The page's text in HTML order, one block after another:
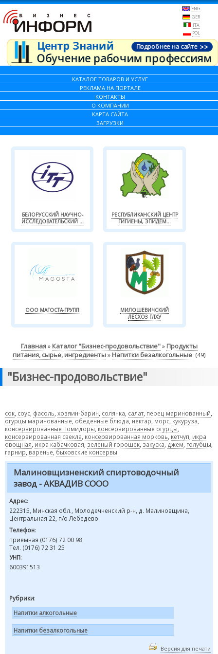
ENG
GER
ITA
POL
КАТАЛОГ ТОВАРОВ И УСЛУГ
РЕКЛАМА НА ПОРТАЛЕ
КОНТАКТЫ
О КОМПАНИИ
КАРТА САЙТА
ЗАГРУЗКИ
БЕЛОРУССКИЙ НАУЧНО-
ИССЛЕДОВАТЕЛЬСКИЙ ...
РЕСПУБЛИКАНСКИЙ ЦЕНТР
ГИГИЕНЫ, ЭПИДЕМ...
ООО МАГОСТА-ГРУПП
МИЛОШЕВИЧСКИЙ
ЛЕСХОЗ ГЛХУ
Главная» Каталог "Бизнес-продовольствие"» Продукты
питания, сырье, ингредиенты» Напитки безалкогольные(49)
"Бизнес-продовольствие"
сок соус фасоль хозяин-барин солянка салат перец маринованный
огурцы маринованные обеденные блюда нектар морс кукуруза
консервированные помидоры консервированные огурцы
консервированная свекла консервированная морковь кетчуп икра
овощная икра кабачковая зеленый горошек закуска джем голубцы
гарнир варенье быховские консервы
Малиновщизненский спиртоводочный
завод - АКВАДИВ СООО
Адрес:
222315, Минская обл., Молодечненский р-н, д. Малиновщина,
Центральная 22, п/о Лебедево
Телефон:
приемная (0176) 72 00 98
Тел. (0176) 72 31 25
УНП:
600391513
Рубрики:
Напитки алкогольные
Напитки безалкогольные
Версия для печати